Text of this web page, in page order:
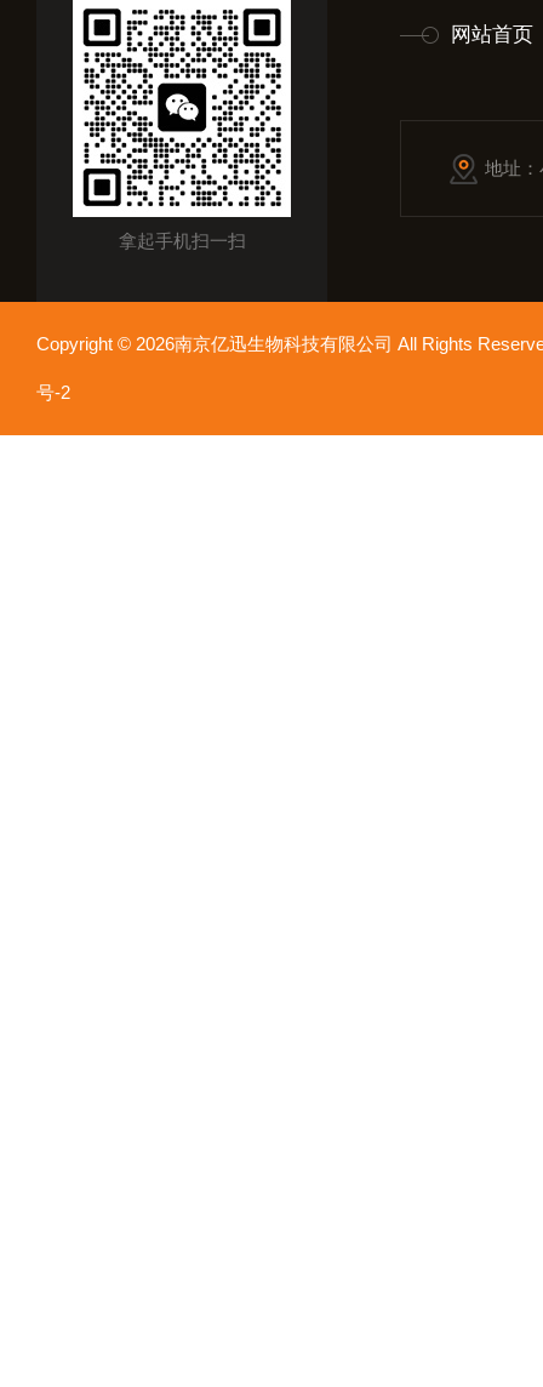
拿起手机扫一扫
网站首页
地址
Copyright © 2026南京亿迅生物科技有限公司 All Rights
号-2